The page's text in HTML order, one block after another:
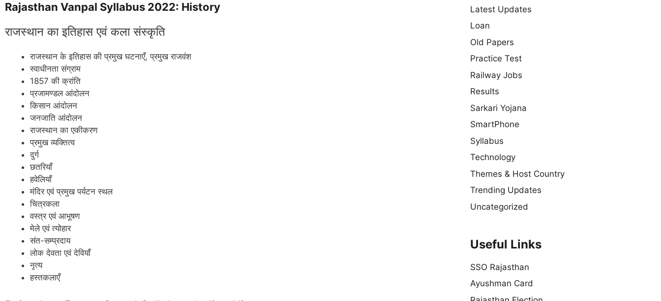
Rajasthan Vanpal Syllabus 2022: History
राजस्थान का इतिहास एवं कला संस्कृति
राजस्थान के इतिहास की प्रमुख घटनाएँ, प्रमुख राजवंश
स्वाधीनता संग्राम
1857 की क्रांति
प्रजामण्डल आंदोलन
किसान आंदोलन
जनजाति आंदोलन
राजस्थान का एकीकरण
प्रमुख व्यक्तित्व
दुर्ग
छतरियाँ
हवेलियाँ
मंदिर एवं प्रमुख पर्यटन स्थल
चित्रकला
वस्त्र एवं आभूषण
मेले एवं त्योहार
संत-सम्प्रदाय
लोक देवता एवं देवियाँ
नृत्य
हस्तकलाएँ
Latest Updates
Loan
Old Papers
Practice Test
Railway Jobs
Results
Sarkari Yojana
SmartPhone
Syllabus
Technology
Themes & Host Country
Trending Updates
Uncategorized
Useful Links
SSO Rajasthan
Ayushman Card